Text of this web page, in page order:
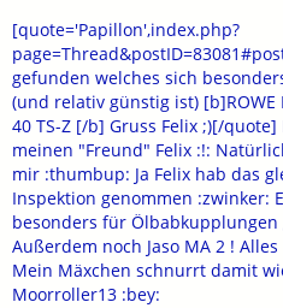
[quote='Papillon',index.php?
gefunden welches sich
(und relativ günstig ist) [b]ROWE
40 TS-Z [/b] Gruss Felix ;)[/
meinen "Freund" Felix :!:
mir :thumbup: Ja Felix hab das
Inspektion genommen :zwinker:
besonders für
Außerdem noch Jaso MA 2 !
Mein Mäxchen schnurrt damit
Moorroller13 :bey: